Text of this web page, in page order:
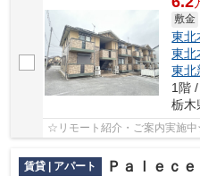
敷金
東北
東北
東北
1階
栃木
☆リモート紹介・ご案内実施
賃貸 | アパート Ｐａｌｅｃ